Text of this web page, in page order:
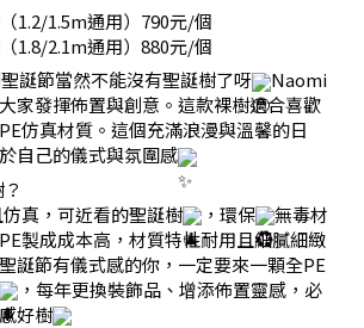
1.2/1.5m通用）790元/個
1.8/2.1m通用）880元/個
誕節當然不能沒有聖誕樹了呀
Naomi
家發揮佈置與創意。這款裸樹適合喜歡
仿真材質。這個充滿浪漫與溫馨的日
自己的儀式與氛圍感
真，可近看的聖誕樹
，環保
無毒材
製成成本高，材質特性耐用且細膩細緻
誕節有儀式感的你，一定要來一顆全PE
，每年更換裝飾品、增添佈置靈感，必
好樹